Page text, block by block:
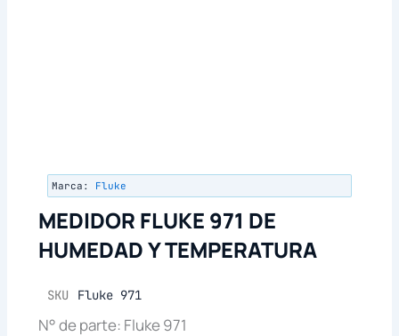
Marca: Fluke
MEDIDOR FLUKE 971 DE
HUMEDAD Y TEMPERATURA
SKU Fluke 971
N° de parte: Fluke 971